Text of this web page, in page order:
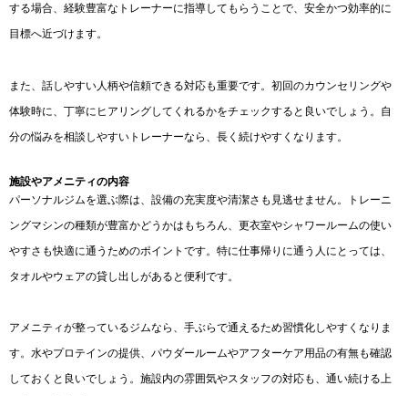
する場合、経験豊富なトレーナーに指導してもらうことで、安全かつ効率的に
目標へ近づけます。
また、話しやすい人柄や信頼できる対応も重要です。初回のカウンセリングや
体験時に、丁寧にヒアリングしてくれるかをチェックすると良いでしょう。自
分の悩みを相談しやすいトレーナーなら、長く続けやすくなります。
施設やアメニティの内容
パーソナルジムを選ぶ際は、設備の充実度や清潔さも見逃せません。トレーニ
ングマシンの種類が豊富かどうかはもちろん、更衣室やシャワールームの使い
やすさも快適に通うためのポイントです。特に仕事帰りに通う人にとっては、
タオルやウェアの貸し出しがあると便利です。
アメニティが整っているジムなら、手ぶらで通えるため習慣化しやすくなりま
す。水やプロテインの提供、パウダールームやアフターケア用品の有無も確認
しておくと良いでしょう。施設内の雰囲気やスタッフの対応も、通い続ける上